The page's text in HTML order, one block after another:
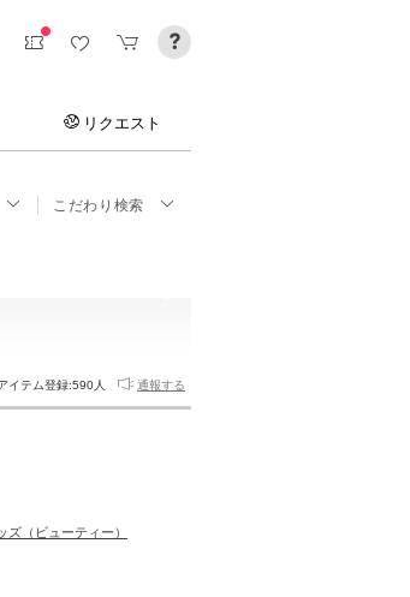
リクエスト
こだわり検索
イテム登録:590人 通報する
（ビューティー）